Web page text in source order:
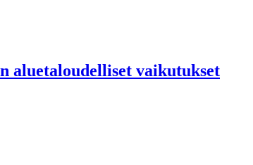
aluetaloudelliset vaikutukset